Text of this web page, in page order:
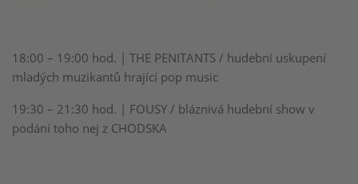
18:00 – 19:00 hod. | THE PENITANTS / hudební uskupení
mladých muzikantů hrající pop music
19:30 – 21:30 hod. | FOUSY / bláznivá hudební show v
podání toho nej z CHODSKA